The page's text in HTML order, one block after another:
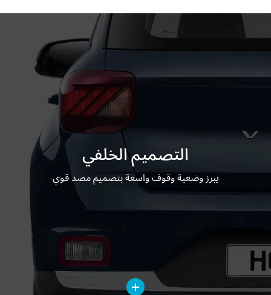
التصميم الخلفي
يبرز وضعية وقوف واسعة بتصميم مصد قوي